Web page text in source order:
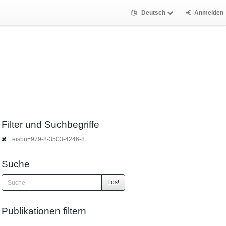
Deutsch Anmelden
Filter und Suchbegriffe
eisbn=979‐8‐3503‐4246‐8
Suche
Los!
Publikationen filtern